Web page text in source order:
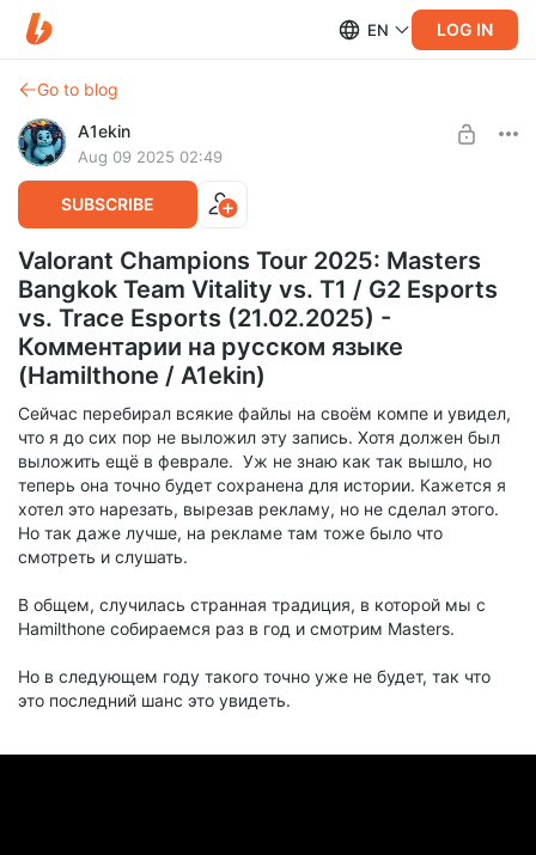
EN LOG IN
Go to blog
A1ekin
Aug 09 2025 02:49
SUBSCRIBE
Valorant Champions Tour 2025: Masters
Bangkok Team Vitality vs. T1 / G2 Esports
vs. Trace Esports (21.02.2025) -
Комментарии на русском языке
(Hamilthone / A1ekin)
Сейчас перебирал всякие файлы на своём компе и увидел,
что я до сих пор не выложил эту запись. Хотя должен был
выложить ещё в феврале. Уж не знаю как так вышло, но
теперь она точно будет сохранена для истории. Кажется я
хотел это нарезать, вырезав рекламу, но не сделал этого.
Но так даже лучше, на рекламе там тоже было что
смотреть и слушать.
В общем, случилась странная традиция, в которой мы с
Hamilthone собираемся раз в год и смотрим Masters.
Но в следующем году такого точно уже не будет, так что
это последний шанс это увидеть.